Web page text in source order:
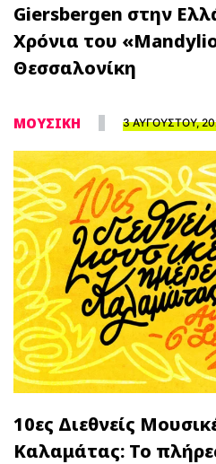
Giersbergen στην
Χρόνια του
Θεσσαλονίκη
ΜΟΥΣΙΚΗ 3 ΑΥΓΟΥΣΤΟΥ,
10ες Διεθνείς
Καλαμάτας: Το